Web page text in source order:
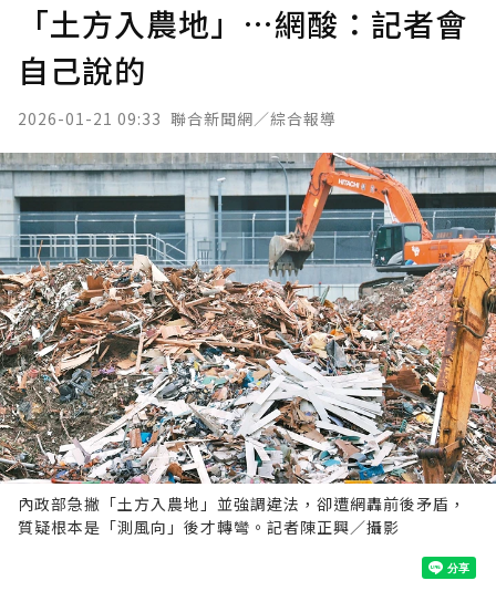
「土方入農地」…網酸：記者會
自己說的
2026-01-21 09:33 聯合新聞網／綜合報導
內政部急撇「土方入農地」並強調違法，卻遭網轟前後矛盾，
質疑根本是「測風向」後才轉彎。記者陳正興／攝影